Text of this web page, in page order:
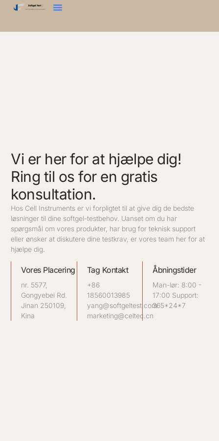
Vi er her for at hjælpe dig!
Ring til os for en gratis
konsultation.
Hos Cell Instruments er vi forpligtet til at give dig de bedste
løsninger til dine softgel-testbehov. Uanset om du har
spørgsmål om vores produkter, har brug for teknisk support
eller ønsker at diskutere dine testkrav, er vores team her for at
hjælpe dig.
Vores Placering
nr. 5577,
Gongyebei Rd.
Jinan 250109,
Kina
Tag Kontakt
+86
18560013985
yang@softgeltest.com
marketing@celtec.cn
Åbningstider
Man-lør: 8:00 -
17:00 Support:
365*24*7